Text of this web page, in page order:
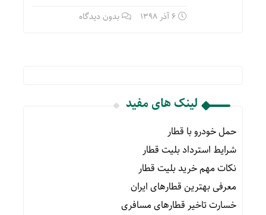
6 آذر 1398 بدون دیدگاه
لینک های مفید
حمل خودرو با قطار
شرایط استرداد بلیت قطار
نکات مهم خرید بلیت قطار
معرفی بهترین قطارهای ایران
خسارت تاخیر قطارهای مسافری